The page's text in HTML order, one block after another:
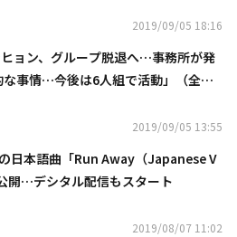
2019/09/05 18:16
ョン、グループ脱退へ…事務所が発
な事情…今後は6人組で活動」（全
2019/09/05 13:55
日本語曲「Run Away（Japanese V
開…デシタル配信もスタート
2019/08/07 11:02